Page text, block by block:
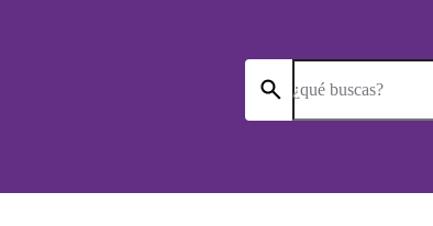
¿qué buscas?